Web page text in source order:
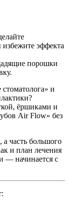
эффекта
порошки
и
ёршиками и
Air Flow» без
часть большого
и план лечения
— начинается с